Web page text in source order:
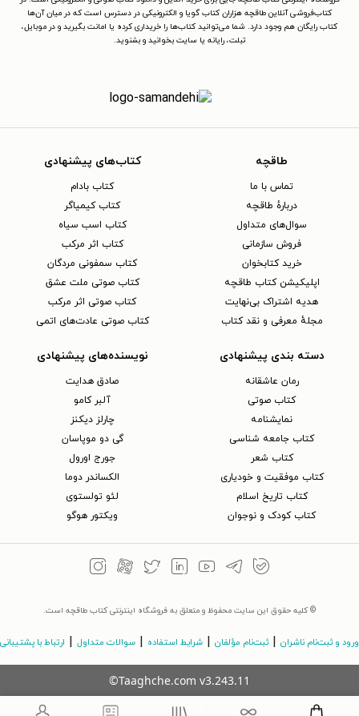
کتاب‌فروشی آنلاین طاقچه هزاران کتاب گویا و الکترونیکی در دسترس است که در میان آن‌ها
کتاب رایگان هم وجود دارد. شما می‌توانید کتاب‌ها را خریداری کرده یا امانت بگیرید و در موبایل،
تبلت، رایانه یا سایت بخوانید و بشنوید.
طاقچه
تماس با ما
دربارهٔ طاقچه
سوال‌های متداول
فروش سازمانی
خرید کتابخوان
اپلیکیشن کتاب طاقچه
هدیه اشتراک بی‌نهایت
مجلهٔ معرفی و نقد کتاب
کتاب‌های پیشنهادی
کتاب بادام
کتاب کیمیاگر
کتاب اسب سیاه
کتاب اثر مرکب
کتاب سمفونی مردگان
کتاب صوتی ملت عشق
کتاب صوتی اثر مرکب
کتاب صوتی عادت‌های اتمی
دسته بندی پیشنهادی
رمان عاشقانه
کتاب‌ صوتی
نمایشنامه
کتاب جامعه شناسی
کتاب شعر
کتاب موفقیت و خودیاری
کتاب تاریخ اسلام
کتاب کودک و نوجوان
نویسنده‌های پیشنهادی
صادق هدایت
آلبر کامو
چارلز دیکنز
گی دو موپاسان
جورج اورول
الکساندر دوما
لئو تولستوی
ویکتور هوگو
© کلیه حقوق این سایت محفوظ و متعلق به فروشگاه اینترنتی کتاب طاقچه است.
ورود و ثبت‌نام ناشران ثبت‌نام مؤلفان شرایط استفاده سوالات متداول ارتباط با پشتیبانی
©Taaghche.com v3.243.11